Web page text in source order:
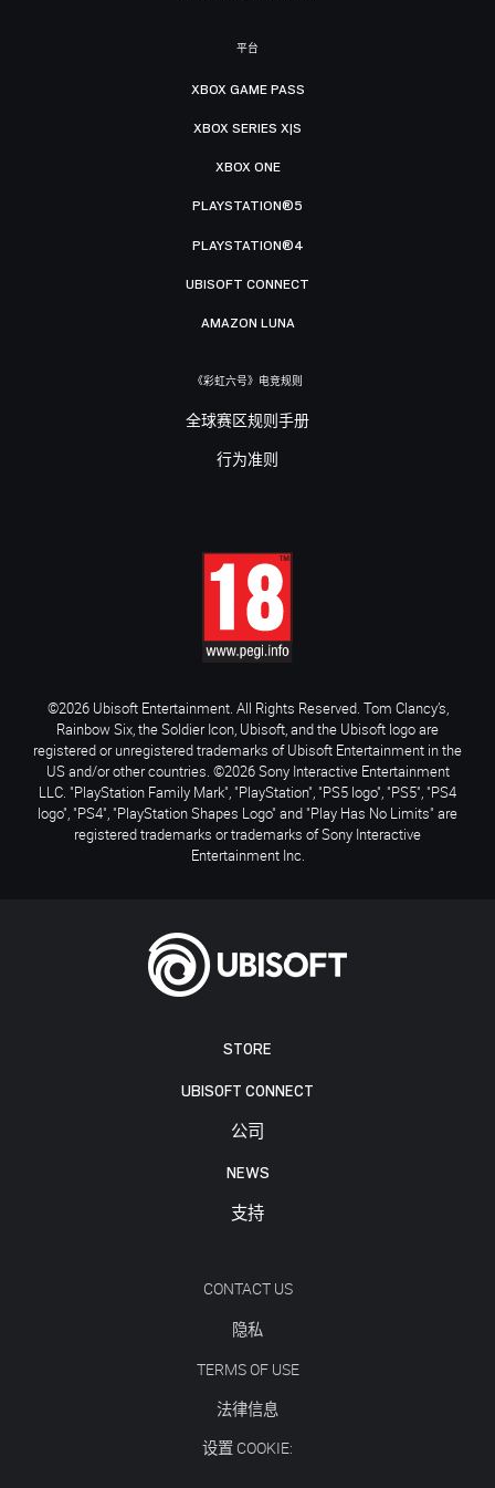
STORE
UBISOFT CONNECT
公司
NEWS
支持
CONTACT US
隐私
TERMS OF USE
法律信息
设置 COOKIE:
平台
XBOX GAME PASS
XBOX SERIES X|S
XBOX ONE
PLAYSTATION®5
PLAYSTATION®4
UBISOFT CONNECT
AMAZON LUNA
《彩虹六号》电竞规则
全球赛区规则手册
行为准则
©2026 Ubisoft Entertainment. All Rights Reserved. Tom Clancy’s,
Rainbow Six, the Soldier Icon, Ubisoft, and the Ubisoft logo are
registered or unregistered trademarks of Ubisoft Entertainment in the
US and/or other countries. ©2026 Sony Interactive Entertainment
LLC. "PlayStation Family Mark", "PlayStation", "PS5 logo", "PS5", "PS4
logo", "PS4", "PlayStation Shapes Logo" and "Play Has No Limits" are
registered trademarks or trademarks of Sony Interactive
Entertainment Inc.